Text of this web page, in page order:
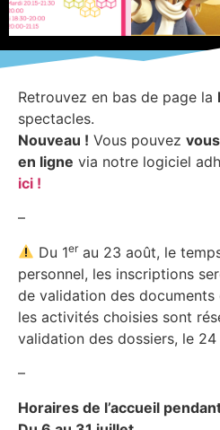
Retrouvez en bas de page la
spectacles.
Nouveau ! Vous pouvez
en ligne via notre logiciel
ici !
–
Du 1erau 23 août, le
personnel, les inscriptions
de validation des documents
les activités choisies sont
validation des dossiers, le 24
–
Horaires de l’accueil